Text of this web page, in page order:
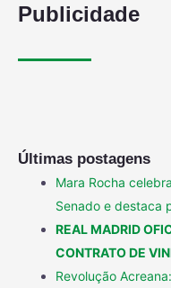
Publicidade
Últimas postagens
Mara Rocha
Senado e destaca
REAL MADRID
CONTRATO DE
Revolução